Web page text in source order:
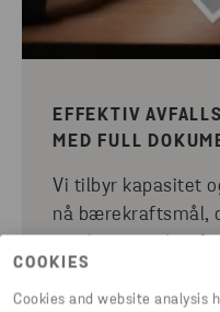
COOKIES
Cookies and website analysis
EFFEKTIV
MED FULL
Vi tilbyr kapasitet
nå bærekraftsmål,
effektivitet til
kostnader.